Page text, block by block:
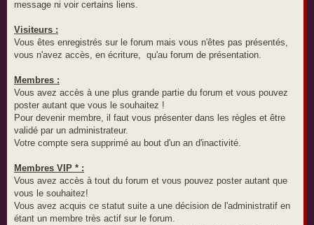
message ni voir certains liens.
Visiteurs :
Vous êtes enregistrés sur le forum mais vous n'êtes pas présentés,
vous n'avez accès, en écriture, qu'au forum de présentation.
Membres :
Vous avez accès à une plus grande partie du forum et vous pouvez
poster autant que vous le souhaitez !
Pour devenir membre, il faut vous présenter dans les règles et être
validé par un administrateur.
Votre compte sera supprimé au bout d'un an d'inactivité.
Membres VIP * :
Vous avez accès à tout du forum et vous pouvez poster autant que
vous le souhaitez!
Vous avez acquis ce statut suite a une décision de l'administratif en
étant un membre très actif sur le forum.